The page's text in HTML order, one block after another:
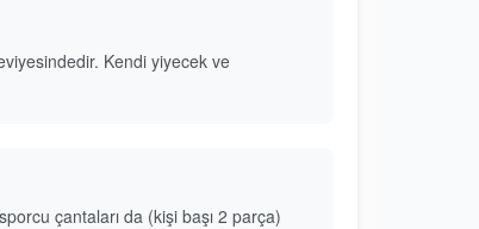
Kendi yiyecek ve
çantaları da (kişi başı 2 parça)